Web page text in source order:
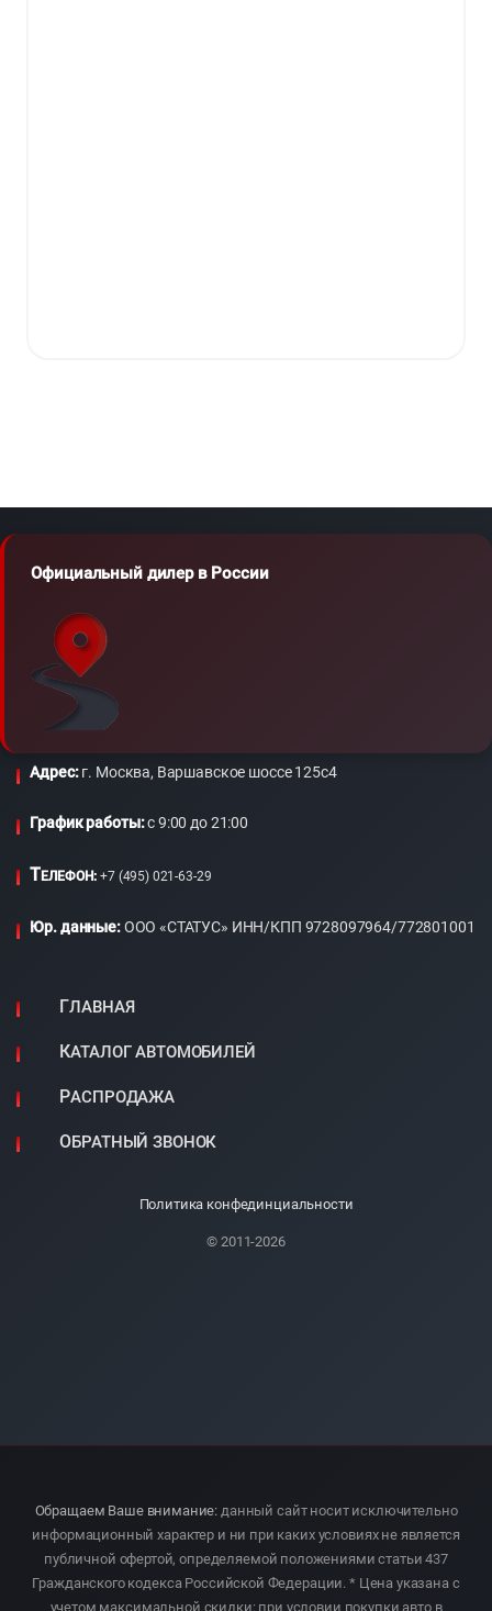
Официальный дилер в России
Адрес:г. Москва, Варшавское шоссе 125с4
График работы:c 9:00 до 21:00
ТЕЛЕФОН: +7 (495) 021-63-29
Юр. данные:ООО «СТАТУС» ИНН/КПП 9728097964/772801001
ГЛАВНАЯ
КАТАЛОГ АВТОМОБИЛЕЙ
РАСПРОДАЖА
ОБРАТНЫЙ ЗВОНОК
Политика конфединциальности
© 2011-2026
Обращаем Ваше внимание: данный сайт носит исключительно
информационный характер и ни при каких условиях не является
публичной офертой, определяемой положениями статьи 437
Гражданского кодекса Российской Федерации. * Цена указана с
учетом максимальной скидки: при условии покупки авто в